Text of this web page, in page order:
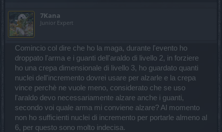
7Kana
Junior Expert
Comincio col dire che ho la maga, durante l'evento ho
droppato l'arma e i guanti dell'araldo di livello 2, in forziere
ho una crepa dimensionale di livello 3, ho guardato quanti
nuclei dell'incremento dovrei usare per alzarle e la crepa
vince perchè ne vuole meno, considerato che se uso
l'araldo devo necessariamente alzare anche i guanti,
secondo voi quale arma mi conviene alzare? Al momento
non ho sufficienti nuclei di incremento per portarle almeno al
6, per questo sono molto indecisa.